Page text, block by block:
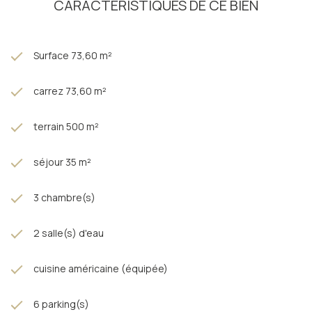
DPE à partir de 2026 : E
l'histoire de ce lieu magique.
Loudenvielle !
CARACTÉRISTIQUES DE CE BIEN
Surface 73,60 m²
carrez 73,60 m²
terrain 500 m²
séjour 35 m²
3 chambre(s)
2 salle(s) d'eau
cuisine américaine (équipée)
6 parking(s)